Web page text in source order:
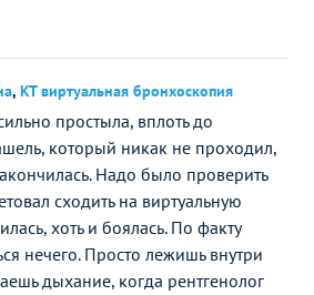
, КТ виртуальная бронхоскопия
простыла, вплоть до
который никак не проходил,
Надо было проверить
сходить на виртуальную
хоть и боялась. По факту
нечего. Просто лежишь внутри
дыхание, когда рентгенолог